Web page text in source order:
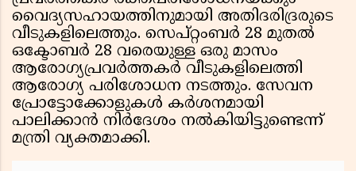
വൈദ്യസഹായത്തിനുമായി അതിദരിദ്രരുടെ
വീടുകളിലെത്തും. സെപ്റ്റംബർ 28 മുതൽ
ഒക്ടോബർ 28 വരെയുള്ള ഒരു മാസം
ആരോഗ്യപ്രവർത്തകർ വീടുകളിലെത്തി
ആരോഗ്യ പരിശോധന നടത്തും. സേവന
പ്രോട്ടോക്കോളുകൾ കർശനമായി
പാലിക്കാൻ നിർദേശം നൽകിയിട്ടുണ്ടെന്ന്
മന്ത്രി വ്യക്തമാക്കി.